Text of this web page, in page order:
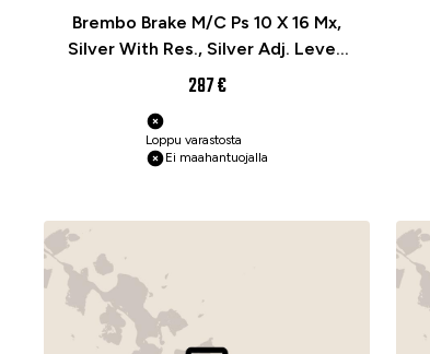
Brembo Brake M/C Ps 10 X 16 Mx,
Silver With Res., Silver Adj. Lever,
Rubber Prot
287 €
Loppu varastosta
Ei maahantuojalla